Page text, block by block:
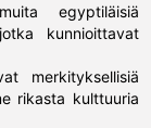
egyptiläisiä
kunnioittavat
merkityksellisiä
rikasta kulttuuria